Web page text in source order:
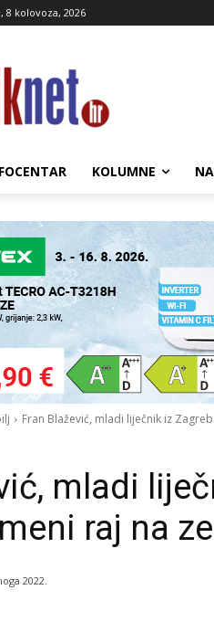
8 kolovoza, 2026
KOLUMNE
Fran Blažević, mladi liječnik iz
mladi
raj na
2022.